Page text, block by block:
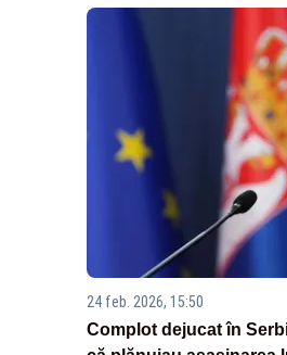
24 feb. 2026, 15:50
Complot dejucat în